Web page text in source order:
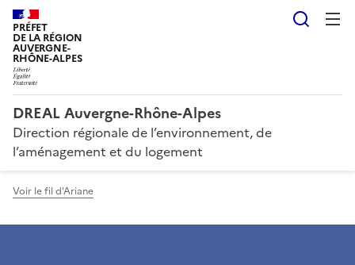
PRÉFET
DE LA RÉGION
AUVERGNE-
RHÔNE-ALPES
DREAL Auvergne-Rhône-Alpes
Direction régionale de l’environnement, de
l’aménagement et du logement
Voir le fil d'Ariane